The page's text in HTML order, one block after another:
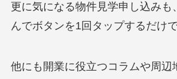
更に気になる物件見学申し込みも
んでボタンを1回タップするだけで
他にも開業に役立つコラムや周辺